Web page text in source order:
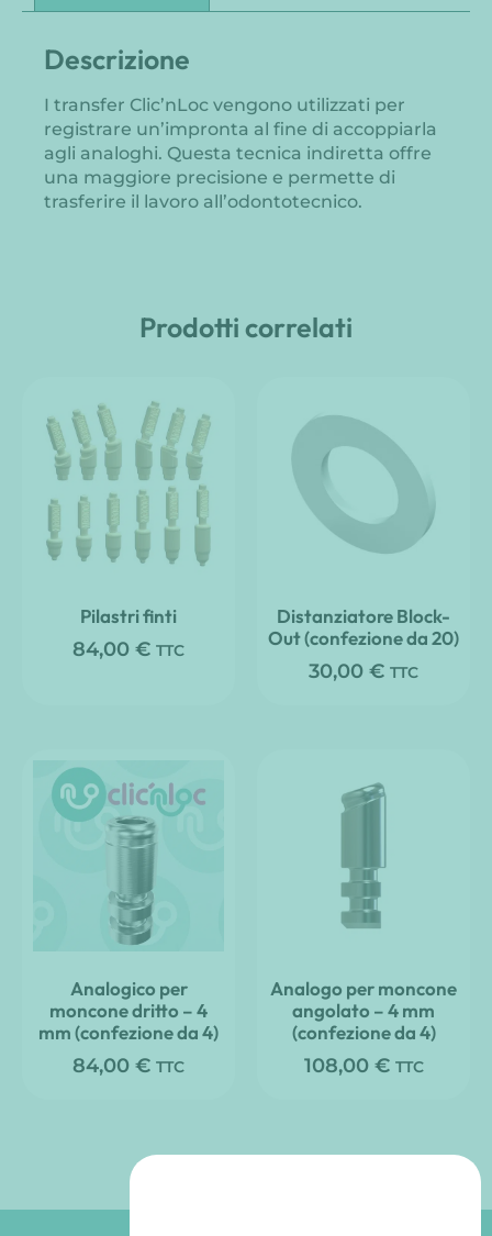
Descrizione
I transfer Clic’nLoc vengono utilizzati per
registrare un’impronta al fine di accoppiarla
agli analoghi. Questa tecnica indiretta offre
una maggiore precisione e permette di
trasferire il lavoro all’odontotecnico.
Prodotti correlati
Pilastri finti
84,00 € TTC
Distanziatore Block-
Out (confezione da 20)
30,00 € TTC
Analogico per
moncone dritto – 4
mm (confezione da 4)
84,00 € TTC
Analogo per moncone
angolato – 4 mm
(confezione da 4)
108,00 € TTC